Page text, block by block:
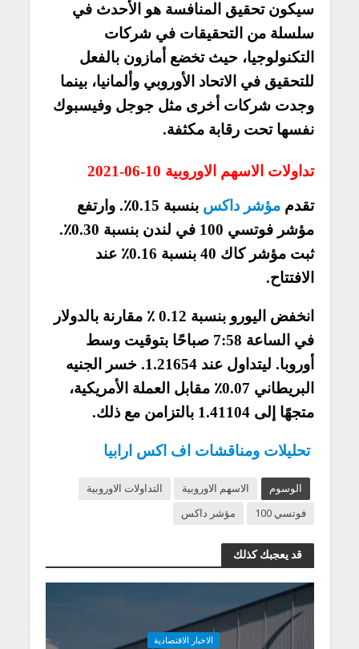
سيكون تحقيق المنافسة هو الأحدث في
سلسلة من التحقيقات في شركات
التكنولوجيا، حيث تخضع أمازون بالفعل
للتحقيق في الاتحاد الأوروبي وألمانيا، بينما
وجدت شركات أخرى مثل جوجل وفيسبوك
نفسها تحت رقابة مكثفة.
تداولات الاسهم الاوروبية 10-06-2021
تقدممؤشر داكس
بنسبة 0.15٪. وارتفع
مؤشر فوتسي 100 في لندن بنسبة 0.30٪.
ثبت مؤشر كاك 40 بنسبة 0.16٪ عند
الافتتاح.
انخفض اليورو بنسبة 0.12 ٪ مقارنة بالدولار
في الساعة 7:58 صباحًا بتوقيت وسط
أوروبا. ليتداول عند 1.21654. خسر الجنيه
البريطاني 0.07٪ مقابل العملة الأمريكية،
متجهًا إلى 1.41104 بالتزامن مع ذلك.
تحليلات ومناقشات اف اكس ارابيا
الوسوم الاسهم الاوروبية
التداولات الاوروبية
فوتسي 100
مؤشر داكس
قد يعجبك كذلك
الاخبار الاقتصادية